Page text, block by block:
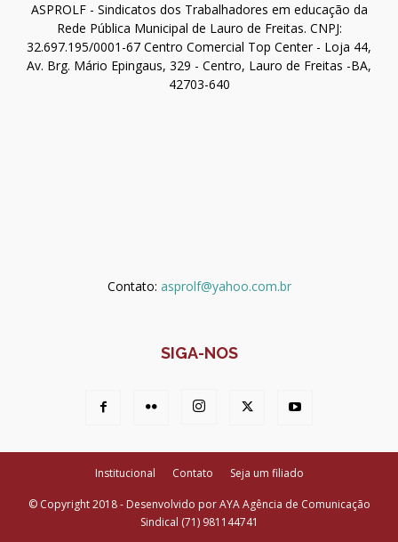
ASPROLF - Sindicatos dos Trabalhadores em educação da
Rede Pública Municipal de Lauro de Freitas. CNPJ:
32.697.195/0001-67 Centro Comercial Top Center - Loja 44,
Av. Brg. Mário Epingaus, 329 - Centro, Lauro de Freitas -BA,
42703-640
Contato: asprolf@yahoo.com.br
SIGA-NOS
Institucional Contato Seja um filiado
© Copyright 2018 - Desenvolvido por AYA Agência de Comunicação
Sindical (71) 981144741